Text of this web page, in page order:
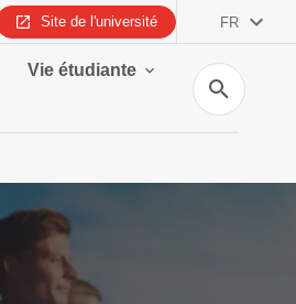
Site de l'université FR
Vie étudiante
Recherche